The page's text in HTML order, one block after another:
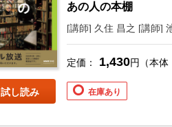
試し読み
あの人の本棚
定価： 1,430円（本体
在庫あり